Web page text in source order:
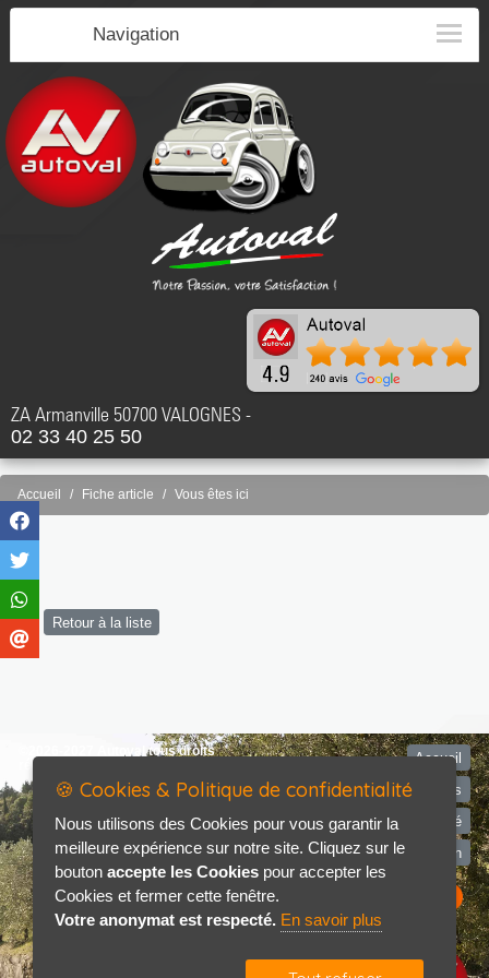
ZA Armanville 50700 VALOGNES -
02 33 40 25 50
Navigation
Accueil Fiche article Vous êtes ici
Retour à la liste
©2026-2027 Autoval tous droits
réservés
Accueil
Mentions légales
Politique de confidentialité
Contact / Plan
🍪 Cookies & Politique de confidentialité
Nous utilisons des Cookies pour vous garantir la
meilleure expérience sur notre site. Cliquez sur le
bouton accepte les Cookies pour accepter les
Cookies et fermer cette fenêtre.
Votre anonymat est respecté. En savoir plus